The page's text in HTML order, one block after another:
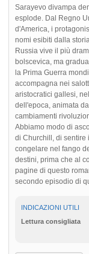
Sarayevo divampa
esplode. Dal Regno
d'America, i
nomi esibiti dalla
Russia vive il più
bolscevica, ma
la Prima Guerra
accompagna nei
aristocratici gallesi,
dell'epoca, animata
cambiamenti
Abbiamo modo di
di Churchill, di sentire
congelare nel fango
destini, prima che al
pagine di questo
secondo episodio di
INDICAZIONI UTILI
Lettura consigliata